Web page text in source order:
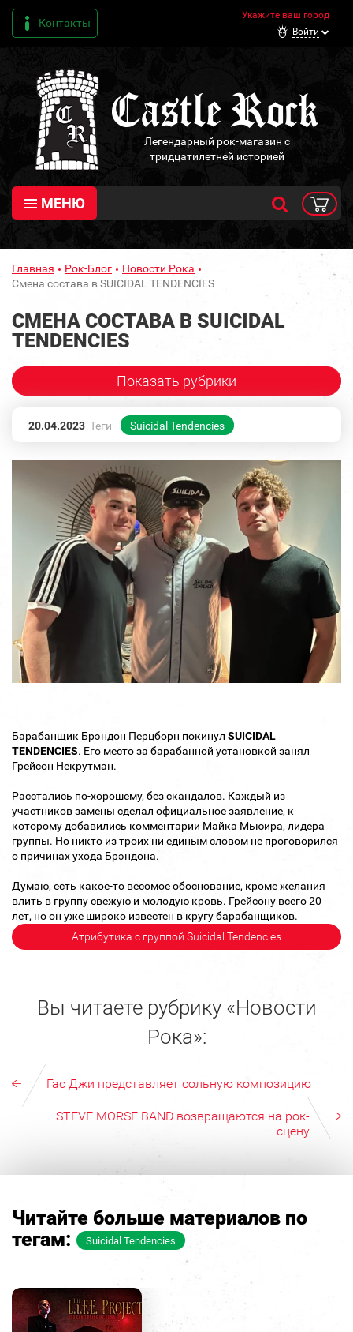
Контакты
Укажите ваш город
Войти
Легендарный рок-магазин с
тридцатилетней историей
МЕНЮ
Главная Рок-Блог
Новости Рока
Смена состава в SUICIDAL TENDENCIES
СМЕНА СОСТАВА В SUICIDAL
TENDENCIES
Показать рубрики
20.04.2023 Теги Suicidal Tendencies
Барабанщик Брэндон Перцборн покинул SUICIDAL
TENDENCIES. Его место за барабанной установкой занял
Грейсон Некрутман.
Расстались по-хорошему, без скандалов. Каждый из
участников замены сделал официальное заявление, к
которому добавились комментарии Майка Мьюира, лидера
группы. Но никто из троих ни единым словом не проговорился
о причинах ухода Брэндона.
Думаю, есть какое-то весомое обоснование, кроме желания
влить в группу свежую и молодую кровь. Грейсону всего 20
лет, но он уже широко известен в кругу барабанщиков.
Атрибутика с группой Suicidal Tendencies
Вы читаете рубрику «Новости
Рока»:
Гас Джи представляет сольную композицию
STEVE MORSE BAND возвращаются на рок-
сцену
Читайте больше материалов по
тегам:
Suicidal Tendencies